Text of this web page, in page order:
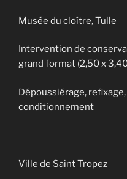
Musée du cloître, Tulle
Intervention de
grand format (2,50 x
Dépoussiérage,
conditionnement
Ville de Saint Tropez